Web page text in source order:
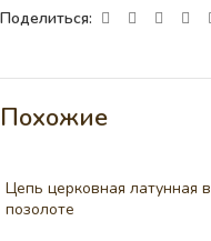
Поделиться:
Похожие
Цепь церковная латунная в
позолоте